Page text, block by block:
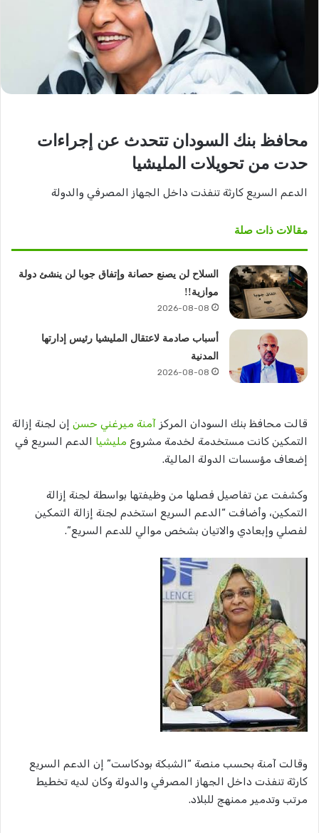
محافظ بنك السودان تتحدث عن إجراءات
حدت من تحويلات المليشيا
الدعم السريع كارثة تنفذت داخل الجهاز المصرفي والدولة
مقالات ذات صلة
السلاح لن يصنع حصانة وإتفاق جوبا لن ينشئ دولة
موازية!!
2026-08-08
أسباب صادمة لاعتقال المليشيا رئيس إدارتها
المدنية
2026-08-08
قالت محافظ بنك السودان المركز آمنة ميرغني حسن إن لجنة إزالة
التمكين كانت مستخدمة لخدمة مشروع مليشيا الدعم السريع في
إضعاف مؤسسات الدولة المالية.
وكشفت عن تفاصيل فصلها من وظيفتها بواسطة لجنة إزالة
التمكين، وأضافت “الدعم السريع استخدم لجنة إزالة التمكين
لفصلي وإبعادي والاتيان بشخص موالي للدعم السريع”.
وقالت آمنة بحسب منصة “الشبكة بودكاست” إن الدعم السريع
كارثة تنفذت داخل الجهاز المصرفي والدولة وكان لديه تخطيط
مرتب وتدمير ممنهج للبلاد.